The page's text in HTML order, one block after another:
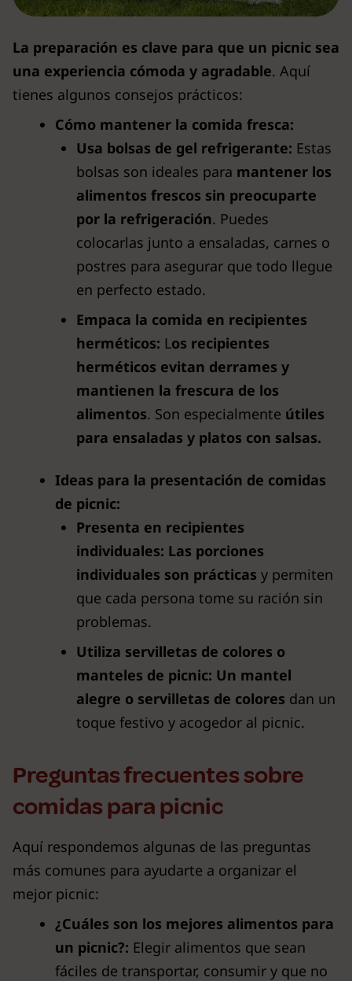
La preparación es clave para que un picnic sea
una experiencia cómoda y agradable. Aquí
tienes algunos consejos prácticos:
Cómo mantener la comida fresca:
Usa bolsas de gel refrigerante: Estas
bolsas son ideales para mantener los
alimentos frescos sin preocuparte
por la refrigeración. Puedes
colocarlas junto a ensaladas, carnes o
postres para asegurar que todo llegue
en perfecto estado.
Empaca la comida en recipientes
herméticos: Los recipientes
herméticos evitan derrames y
mantienen la frescura de los
alimentos. Son especialmente útiles
para ensaladas y platos con salsas.
Ideas para la presentación de comidas
de picnic:
Presenta en recipientes
individuales: Las porciones
individuales son prácticas y permiten
que cada persona tome su ración sin
problemas.
Utiliza servilletas de colores o
manteles de picnic: Un mantel
alegre o servilletas de colores dan un
toque festivo y acogedor al picnic.
Preguntas frecuentes sobre
comidas para picnic
Aquí respondemos algunas de las preguntas
más comunes para ayudarte a organizar el
mejor picnic:
¿Cuáles son los mejores alimentos para
un picnic?: Elegir alimentos que sean
fáciles de transportar, consumir y que no